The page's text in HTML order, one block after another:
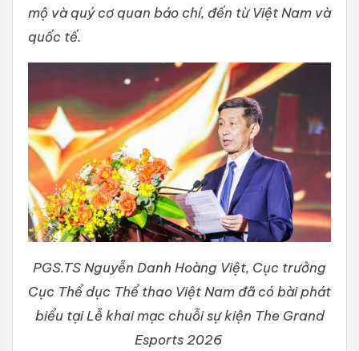
mộ và quý cơ quan báo chí, đến từ Việt Nam và
quốc tế.
PGS.TS Nguyễn Danh Hoàng Việt, Cục trưởng
Cục Thể dục Thể thao Việt Nam đã có bài phát
biểu tại Lễ khai mạc chuỗi sự kiện The Grand
Esports 2026